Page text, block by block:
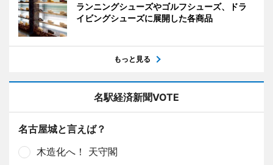
ランニングシューズやゴルフシューズ、ドラ
イビングシューズに展開した各商品
もっと見る
名駅経済新聞VOTE
名古屋城と言えば？
木造化へ！ 天守閣